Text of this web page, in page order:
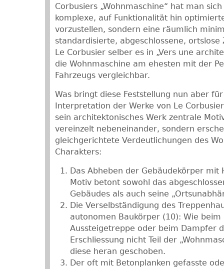
Corbusiers „Wohnmaschine“ hat man
komplexe, auf Funktionalität hin
vorzustellen, sondern eine räumlich
standardisierte, abgeschlossene, ortslose
Le Corbusier selber es in „Vers une
die Wohnmaschine am ehesten mit der
Fahrzeugs vergleichbar.
Was bringt diese Feststellung nun aber
Interpretation der Werke von Le
sein architektonisches Werk zentrale
vereinzelt nebeneinander, sondern
gleichgerichtete Verdeutlichungen des
Charakters:
Das Abheben der Gebäudekörper mit
Motiv betont sowohl das
Gebäudes als auch seine
Die Verselbständigung des
autonomen Baukörper (10): Wie beim
Aussteigetreppe oder beim Dampfer
Erschliessung nicht Teil der
diese heran geschoben.
Der oft mit Betonplanken gefasste